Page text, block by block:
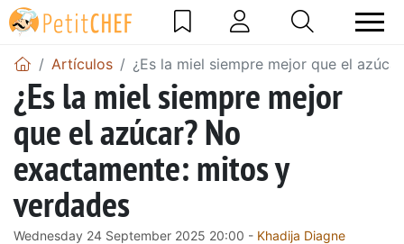
Artículos ¿Es la miel siempre mejor que el
¿Es la miel siempre mejor
que el azúcar? No
exactamente: mitos y
verdades
Wednesday 24 September 2025 20:00 - Khadija Diagne